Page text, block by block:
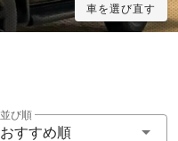
車を選び直す
並び順
おすすめ順